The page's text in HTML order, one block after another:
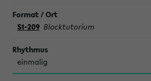
S1-209 Blocktutorium
einmalig